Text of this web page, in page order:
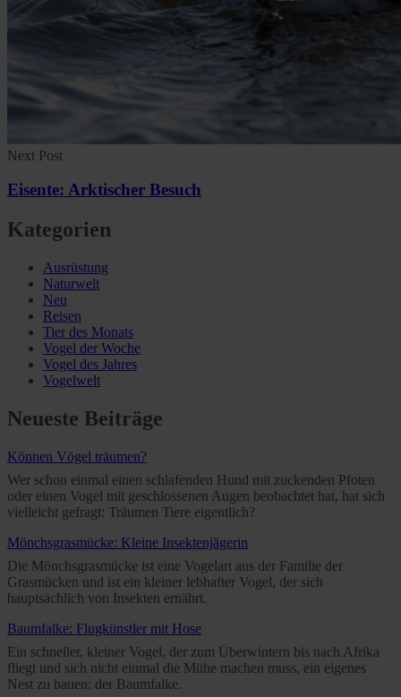
Next Post
Eisente: Arktischer Besuch
Kategorien
Ausrüstung
Naturwelt
Neu
Reisen
Tier des Monats
Vogel der Woche
Vogel des Jahres
Vogelwelt
Neueste Beiträge
Können Vögel träumen?
Wer schon einmal einen schlafenden Hund mit zuckenden Pfoten
oder einen Vogel mit geschlossenen Augen beobachtet hat, hat sich
vielleicht gefragt: Träumen Tiere eigentlich?
Mönchsgrasmücke: Kleine Insektenjägerin
Die Mönchsgrasmücke ist eine Vogelart aus der Familie der
Grasmücken und ist ein kleiner lebhafter Vogel, der sich
hauptsächlich von Insekten ernährt.
Baumfalke: Flugkünstler mit Hose
Ein schneller, kleiner Vogel, der zum Überwintern bis nach Afrika
fliegt und sich nicht einmal die Mühe machen muss, ein eigenes
Nest zu bauen: der Baumfalke.